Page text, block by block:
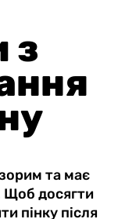
з
та має
Щоб досягти
пінку після